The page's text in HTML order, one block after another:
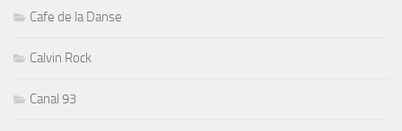
Cafe de la Danse
Calvin Rock
Canal 93